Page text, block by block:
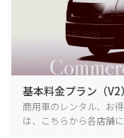
基本料金プラン（V2）
商用車のレンタル、お
は、こちらから各店舗